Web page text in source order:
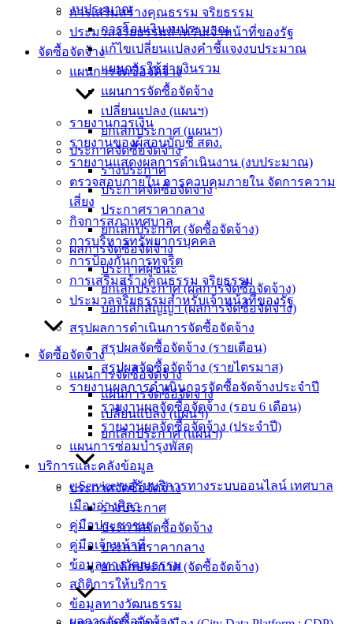
การเสริมสร้างคุณธรรม จริยธรรม
ประมวลจริยธรรมสำหรับเจ้าหน้าที่ของรัฐ
จัดซื้อจัดจ้าง
แผนการจัดซื้อจัดจ้าง
แผนการจัดซื้อจัดจ้าง
เปลี่ยนแปลง (แผนฯ)
ยกเลิกประกาศ (แผนฯ)
ประกาศจัดซื้อจัดจ้าง
ร่างประกาศ
ประกาศจัดซื้อจัดจ้าง
ประกาศราคากลาง
ยกเลิกประกาศ (จัดซื้อจัดจ้าง)
ผลการจัดซื้อจัดจ้าง
ประกาศผู้ชนะ
ยกเลิกประกาศ (ผลการจัดซื้อจัดจ้าง)
บอกเลิกสัญญา (ผลการจัดซื้อจัดจ้าง)
สรุปผลการดำเนินการจัดซื้อจัดจ้าง
สรุปผลจัดซื้อจัดจ้าง (รายเดือน)
สรุปผลจัดซื้อจัดจ้าง (รายไตรมาส)
รายงานผลการดำเนินการจัดซื้อจัดจ้างประจำปี
รายงานผลจัดซื้อจัดจ้าง (รอบ 6 เดือน)
รายงานผลจัดซื้อจัดจ้าง (ประจำปี)
แผนการซ่อมบำรุงพัสดุ
บริการและคลังข้อมูล
e-Service ขอรับบริการทางระบบออนไลน์ เทศบาล
เมืองอ่างศิลา
คู่มือประชาชน
คู่มือเจ้าหน้าที่
ข้อมูลทางวัฒนธรรม
สถิติการให้บริการ
ข้อมูลทางวัฒนธรรม
งบประมาณ
การโอนเงินงบประมาณ
แก้ไขเปลี่ยนแปลงคำชี้แจงงบประมาณ
แผนการใช้จ่ายงินรวม
รายงานการเงิน
รายงานของผู้สอบบัญชี สตง.
รายงานแสดงผลการดำเนินงาน (งบประมาณ)
ตรวจสอบภายใน การควบคุมภายใน จัดการความ
เสี่ยง
กิจการสภาเทศบาล
การบริหารทรัพยากรบุคคล
การป้องกันการทุจริต
การเสริมสร้างคุณธรรม จริยธรรม
ประมวลจริยธรรมสำหรับเจ้าหน้าที่ของรัฐ
จัดซื้อจัดจ้าง
แผนการจัดซื้อจัดจ้าง
แผนการจัดซื้อจัดจ้าง
เปลี่ยนแปลง (แผนฯ)
ยกเลิกประกาศ (แผนฯ)
ประกาศจัดซื้อจัดจ้าง
ร่างประกาศ
ประกาศจัดซื้อจัดจ้าง
ประกาศราคากลาง
ยกเลิกประกาศ (จัดซื้อจัดจ้าง)
ผลการจัดซื้อจัดจ้าง
สายตรง
นายก
ประวัติ
เทศบาล
ผู้บริหาร
ส่วน
เทศบาล
สงวนลิขสิทธิ์ © 2563 เทศบาลเมืองอ่างศิลา จังหวัดชลบุรี |
angsilacity.go.th | Powered byBuuscript